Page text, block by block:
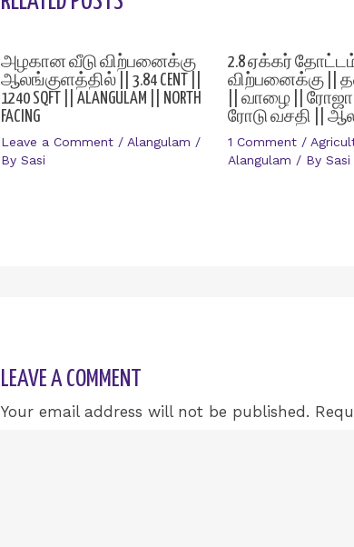
அழகான வீடு விற்பனைக்கு
ஆலங்குளத்தில் || 3.84 CENT ||
1240 SQFT || ALANGULAM || NORTH
FACING
Leave a Comment / Alangulam /
BySasi
2.8 ஏக்கர்
விற்பனைக்கு ||
|| வாழை || ரோஜா
ரோடு வசதி ||
1 Comment /
Alangulam / By Sasi
LEAVE A COMMENT
Your email address will not be published.